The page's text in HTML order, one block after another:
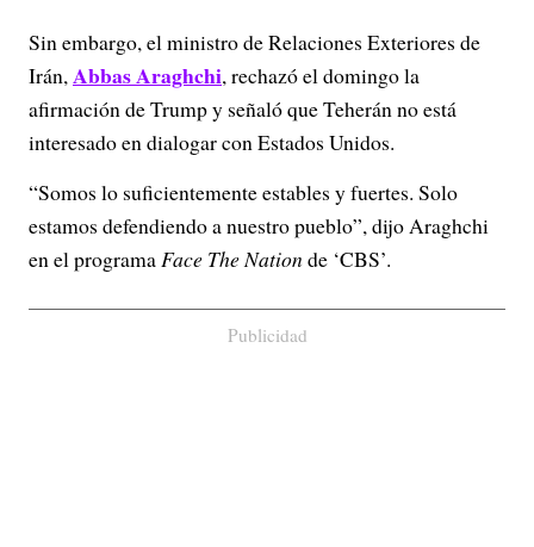
Sin embargo, el ministro de Relaciones Exteriores de
Irán,Abbas Araghchi, rechazó el domingo la
afirmación de Trump y señaló que Teherán no está
interesado en dialogar con Estados Unidos.
“Somos lo suficientemente estables y fuertes. Solo
estamos defendiendo a nuestro pueblo”, dijo Araghchi
en el programaFace The Nation de ‘CBS’.
Publicidad